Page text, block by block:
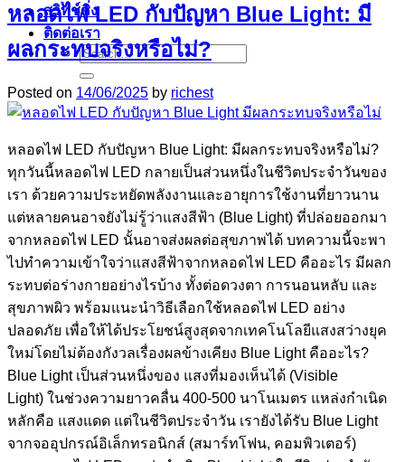
สวิทช์ชิ่ง
ติดต่อเรา
Search
for:
หลอดไฟ LED กับปัญหา Blue Light: มี
ผลกระทบจริงหรือไม่?
Posted on 14/06/2025 by richest
หลอดไฟ LED กับปัญหา Blue Light: มีผลกระทบจริงหรือไม่?
ทุกวันนี้หลอดไฟ LED กลายเป็นส่วนหนึ่งในชีวิตประจำวันของ
เรา ด้วยความประหยัดพลังงานและอายุการใช้งานที่ยาวนาน
แต่หลายคนอาจยังไม่รู้ว่าแสงสีฟ้า (Blue Light) ที่ปล่อยออกมา
จากหลอดไฟ LED นั้นอาจส่งผลต่อสุขภาพได้ บทความนี้จะพา
ไปทำความเข้าใจว่าแสงสีฟ้าจากหลอดไฟ LED คืออะไร มีผลก
ระทบต่อร่างกายอย่างไรบ้าง ทั้งต่อดวงตา การนอนหลับ และ
สุขภาพผิว พร้อมแนะนำวิธีเลือกใช้หลอดไฟ LED อย่าง
ปลอดภัย เพื่อให้ได้ประโยชน์สูงสุดจากเทคโนโลยีแสงสว่างยุค
ใหม่โดยไม่ต้องกังวลเรื่องผลข้างเคียง Blue Light คืออะไร?
Blue Light เป็นส่วนหนึ่งของ แสงที่มองเห็นได้ (Visible
Light) ในช่วงความยาวคลื่น 400-500 นาโนเมตร แหล่งกำเนิด
หลักคือ แสงแดด แต่ในชีวิตประจำวัน เรายังได้รับ Blue Light
จากจออุปกรณ์อิเล็กทรอนิกส์ (สมาร์ทโฟน, คอมพิวเตอร์)